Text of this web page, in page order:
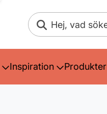
Sök
Inspiration Produkter